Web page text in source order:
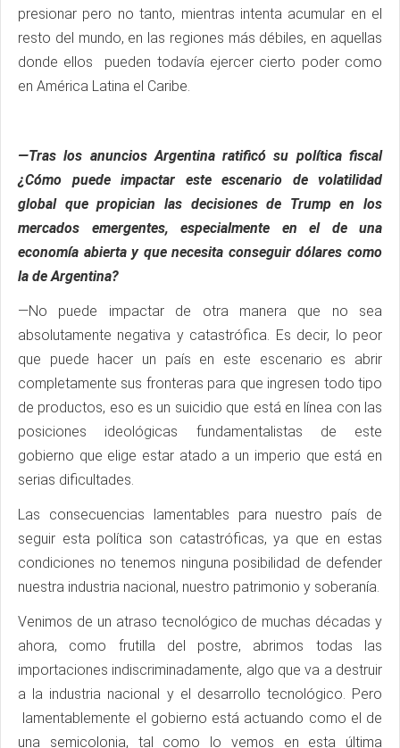
presionar pero no tanto, mientras intenta acumular en el
resto del mundo, en las regiones más débiles, en aquellas
donde ellos pueden todavía ejercer cierto poder como
en América Latina el Caribe.
—Tras los anuncios Argentina ratificó su política fiscal
¿Cómo puede impactar este escenario de volatilidad
global que propician las decisiones de Trump en los
mercados emergentes, especialmente en el de una
economía abierta y que necesita conseguir dólares como
la de Argentina?
—No puede impactar de otra manera que no sea
absolutamente negativa y catastrófica. Es decir, lo peor
que puede hacer un país en este escenario es abrir
completamente sus fronteras para que ingresen todo tipo
de productos, eso es un suicidio que está en línea con las
posiciones ideológicas fundamentalistas de este
gobierno que elige estar atado a un imperio que está en
serias dificultades.
Las consecuencias lamentables para nuestro país de
seguir esta política son catastróficas, ya que en estas
condiciones no tenemos ninguna posibilidad de defender
nuestra industria nacional, nuestro patrimonio y soberanía.
Venimos de un atraso tecnológico de muchas décadas y
ahora, como frutilla del postre, abrimos todas las
importaciones indiscriminadamente, algo que va a destruir
a la industria nacional y el desarrollo tecnológico. Pero
lamentablemente el gobierno está actuando como el de
una semicolonia, tal como lo vemos en esta última